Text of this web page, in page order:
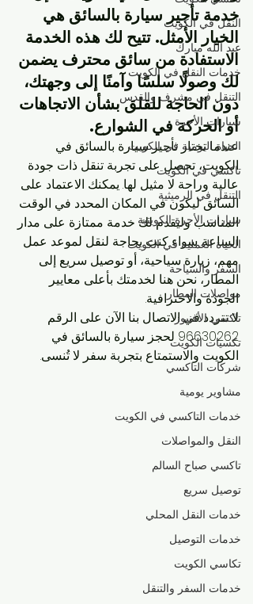
النقل في الكويت
عبد الله مبارك
خدمات النقل في الكويت
التنقل في مشرف والقدس
سيارات الأجرة
الحياة اليومية في الكويت
تاكسي في الكويت
التنقل في الرميثية
سيارات الأجرة الكويتية
الحياة العملية في الكويت
السفر والسياحة
مواصلات المطار
تاكسي الأفنيوز
تكسيات الكويت
شركات التاكسي
مشاوير يومية
خدمات التاكسي في الكويت
النقل والمواصلات
تاكسي صباح السالم
توصيل سريع
خدمات النقل المحلي
خدمات التوصيل
تكاسي الكويت
خدمات السفر والتنقل
خدمة تأجير سيارة بالسائق هي
الخيار الأمثل. تتيح لك هذه الخدمة
الاستفادة من سائق محترف يضمن
لك وصولًا سلسًا وآمنًا إلى وجهتك،
دون الحاجة للقلق بشأن الاتجاهات
أو الحركة في الشوارع.
عندما تختار تأجير سيارة بالسائق في
الكويت، تحصل على تجربة تنقل ذات جودة
عالية وراحة لا مثيل لها. يمكنك الاعتماد على
السائق ليكون في المكان المحدد في الوقت
المناسب وليقدم لك خدمة ممتازة على مدار
الساعة. سواء كنت بحاجة لنقل لموعد عمل
مهم، زيارة سياحية، أو توصيل سريع إلى
المطار، نحن هنا لخدمتك بأعلى معايير
الجودة والاحترافية.
لا تتردد في الاتصال بنا الآن على الرقم
96630262 لحجز سيارة بالسائق في
الكويت والاستمتاع بتجربة سفر لا تُنسى.